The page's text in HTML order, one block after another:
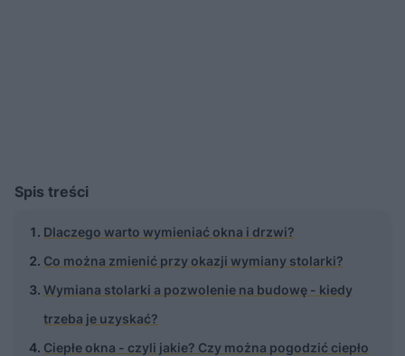
Spis treści
Dlaczego warto wymieniać okna i drzwi?
Co można zmienić przy okazji wymiany stolarki?
Wymiana stolarki a pozwolenie na budowę - kiedy
trzeba je uzyskać?
Ciepłe okna - czyli jakie? Czy można pogodzić ciepło